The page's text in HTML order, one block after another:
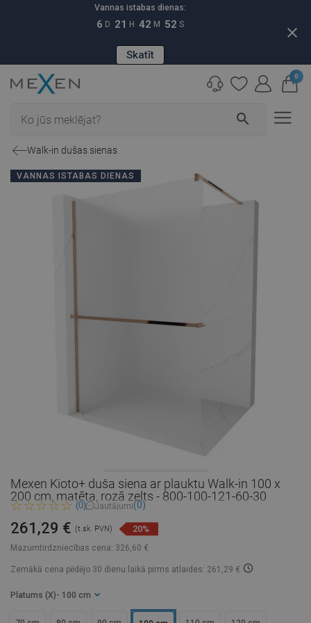
Vannas istabas dienas:
6 D 21 H 42 M 51 S
Skatīt
close
search
0
Walk-in dušas sienas
VANNAS ISTABAS DIENAS
Mexen Kioto+ duša siena ar plauktu Walk-in 100 x
200 cm, matēta, rozā zelts - 800-100-121-60-30
(0) Jautājumi(0)
Mazumtirdzniecības cena: 326,60 €
261,29 € (t.sk. PVN) 20%
Zemākā cena pēdējo 30 dienu laikā pirms atlaides: 261,29 €
Platums (X) - 100 cm